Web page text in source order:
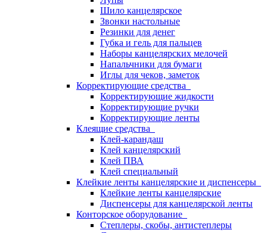
Шило канцелярское
Звонки настольные
Резинки для денег
Губка и гель для пальцев
Наборы канцелярских мелочей
Напальчники для бумаги
Иглы для чеков, заметок
Корректирующие средства
Корректирующие жидкости
Корректирующие ручки
Корректирующие ленты
Клеящие средства
Клей-карандаш
Клей канцелярский
Клей ПВА
Клей специальный
Клейкие ленты канцелярские и диспенсеры
Клейкие ленты канцелярские
Диспенсеры для канцелярской ленты
Конторское оборудование
Степлеры, скобы, антистеплеры